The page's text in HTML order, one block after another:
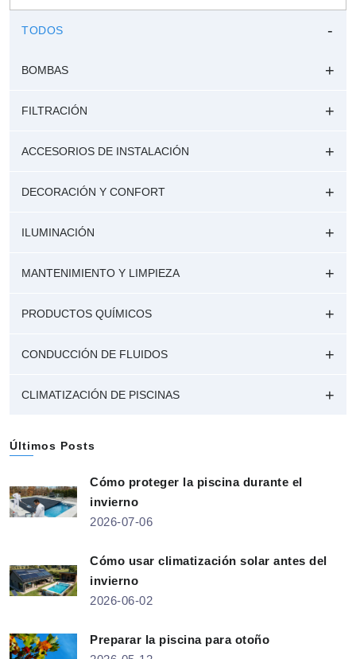
TODOS
BOMBAS
FILTRACIÓN
ACCESORIOS DE INSTALACIÓN
DECORACIÓN Y CONFORT
ILUMINACIÓN
MANTENIMIENTO Y LIMPIEZA
PRODUCTOS QUÍMICOS
CONDUCCIÓN DE FLUIDOS
CLIMATIZACIÓN DE PISCINAS
Últimos Posts
Cómo proteger la piscina durante el
invierno
2026-07-06
Cómo usar climatización solar antes del
invierno
2026-06-02
Preparar la piscina para otoño